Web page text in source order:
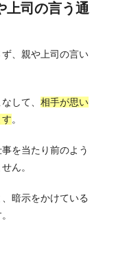
上司の言う通
、親や上司の言い
して、 相手が思い
。
を当たり前のよう
ん。
暗示をかけている